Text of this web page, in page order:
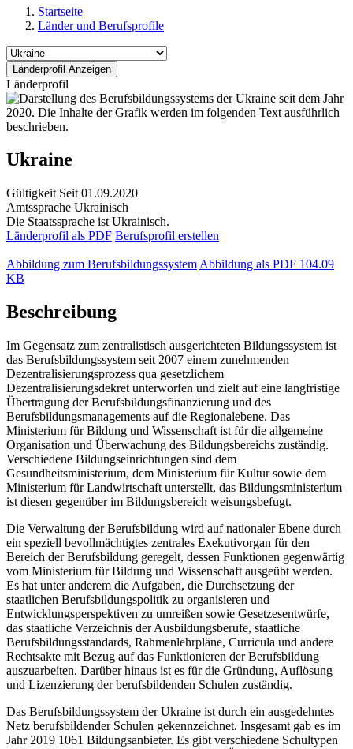
Startseite
Länder und Berufsprofile
Länderprofil
Ukraine
Gültigkeit Seit 01.09.2020
Amtssprache Ukrainisch
Die Staatssprache ist Ukrainisch.
Länderprofil als PDF Berufsprofil erstellen
Abbildung zum Berufsbildungssystem Abbildung als PDF 104.09
KB
Beschreibung
Im Gegensatz zum zentralistisch ausgerichteten Bildungssystem ist
das Berufsbildungssystem seit 2007 einem zunehmenden
Dezentralisierungsprozess qua gesetzlichem
Dezentralisierungsdekret unterworfen und zielt auf eine langfristige
Übertragung der Berufsbildungsfinanzierung und des
Berufsbildungsmanagements auf die Regionalebene. Das
Ministerium für Bildung und Wissenschaft ist für die allgemeine
Organisation und Überwachung des Bildungsbereichs zuständig.
Verschiedene Bildungseinrichtungen sind dem
Gesundheitsministerium, dem Ministerium für Kultur sowie dem
Ministerium für Landwirtschaft unterstellt, das Bildungsministerium
ist diesen gegenüber im Bildungsbereich weisungsbefugt.
Die Verwaltung der Berufsbildung wird auf nationaler Ebene durch
ein speziell bevollmächtigtes zentrales Exekutivorgan für den
Bereich der Berufsbildung geregelt, dessen Funktionen gegenwärtig
vom Ministerium für Bildung und Wissenschaft ausgeübt werden.
Es hat unter anderem die Aufgaben, die Durchsetzung der
staatlichen Berufsbildungspolitik zu organisieren und
Entwicklungsperspektiven zu umreißen sowie Gesetzesentwürfe,
das staatliche Verzeichnis der Ausbildungsberufe, staatliche
Berufsbildungsstandards, Rahmenlehrpläne, Curricula und andere
Rechtsakte mit Bezug auf das Funktionieren der Berufsbildung
auszuarbeiten. Darüber hinaus ist es für die Gründung, Auflösung
und Lizenzierung der berufsbildenden Schulen zuständig.
Das Berufsbildungssystem der Ukraine ist durch ein ausgedehntes
Netz berufsbildender Schulen gekennzeichnet. Insgesamt gab es im
Jahr 2019 1061 Bildungsanbieter. Es gibt verschiedene Schultypen